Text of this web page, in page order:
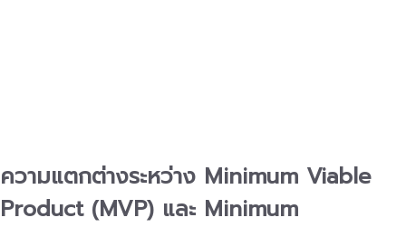
ความแตกต่างระหว่าง Minimum Viable
Product (MVP) และ Minimum